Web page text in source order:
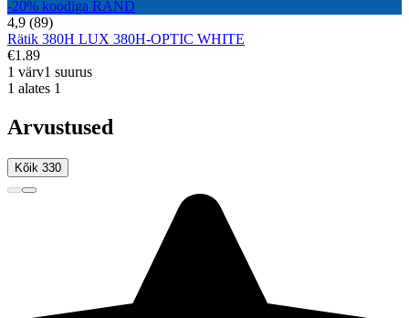
-20% koodiga RAND
4,9 (89)
Rätik 380H LUX 380H-OPTIC WHITE
€1.89
1 värv1 suurus
1 alates 1
Arvustused
Kõik 330